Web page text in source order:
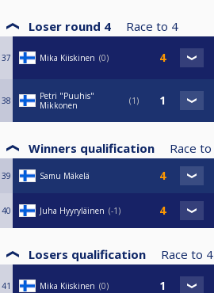
Loser round 4 Race to 4
37 Mika Kiiskinen 0
38
Petri "Puuhis"
Mikkonen
1
Winners qualification Race to
39 Samu Mäkelä
40 Juha Hyyryläinen -1
Losers qualification Race to 4
41 Mika Kiiskinen 0